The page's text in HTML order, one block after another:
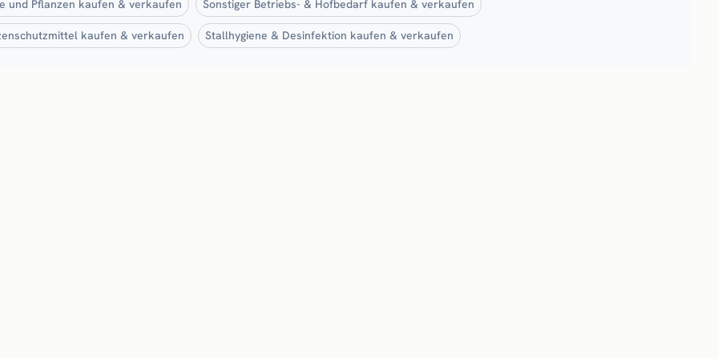
und Pflanzen kaufen & verkaufen Sonstiger Betriebs- & Hofbedarf kaufen & verkaufen
kaufen & verkaufen Stallhygiene & Desinfektion kaufen & verkaufen